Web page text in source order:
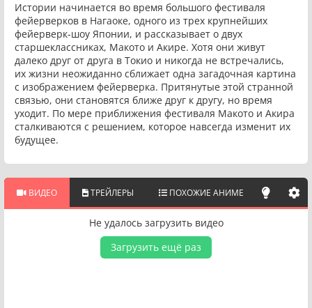
Истории начинается во время большого фестиваля
фейерверков в Нагаоке, одного из трех крупнейших
фейерверк-шоу Японии, и рассказывает о двух
старшеклассниках, Макото и Акире. Хотя они живут
далеко друг от друга в Токио и никогда не встречались,
их жизни неожиданно сближает одна загадочная картина
с изображением фейерверка. Притянутые этой странной
связью, они становятся ближе друг к другу, но время
уходит. По мере приближения фестиваля Макото и Акира
сталкиваются с решением, которое навсегда изменит их
будущее.
ВИДЕО ТРЕЙЛЕРЫ ПОХОЖИЕ АНИМЕ
Не удалось загрузить видео
Загрузить ещё раз